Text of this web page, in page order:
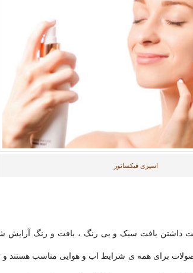
اسپری فیکساتور
داشتن بافت سبک و بی رنگ ، بافت و رنگ آرایش
برای همه ی شرایط اب و هوایی مناسب هستند و